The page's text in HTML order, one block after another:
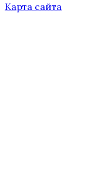
Карта сайта